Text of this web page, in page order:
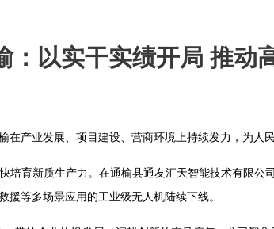
：以实干实绩开局 推动
在产业发展、项目建设、营商环境上持续发力，为人
培育新质生产力。在通榆县通友汇天智能技术有限
等多场景应用的工业级无人机陆续下线。